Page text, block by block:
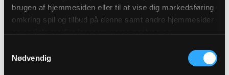
brugen af hjemmesiden eller til at vise dig markedsføring
omkring spil og tilbud på denne samt andre hjemmesider
af cookies under "Detaljer" eller ved at klikke videre til
vores Cookiepolitik, som du finder i bunden af vores
Nødvendig